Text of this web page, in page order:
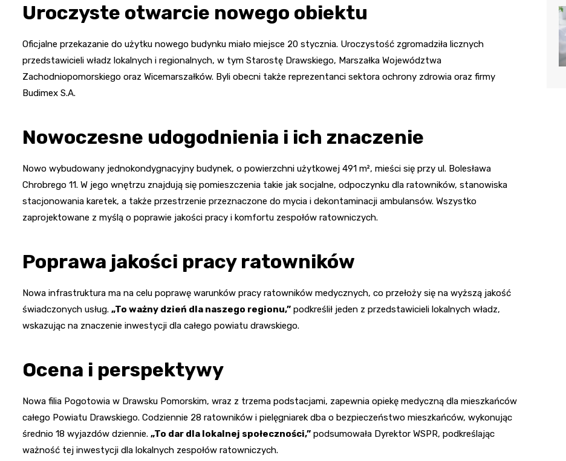
Uroczyste otwarcie nowego obiektu
Oficjalne przekazanie do użytku nowego budynku miało miejsce 20 stycznia. Uroczystość zgromadziła licznych
przedstawicieli władz lokalnych i regionalnych, w tym Starostę Drawskiego, Marszałka Województwa
Zachodniopomorskiego oraz Wicemarszałków. Byli obecni także reprezentanci sektora ochrony zdrowia oraz firmy
Budimex S.A.
Nowoczesne udogodnienia i ich znaczenie
Nowo wybudowany jednokondygnacyjny budynek, o powierzchni użytkowej 491 m², mieści się przy ul. Bolesława
Chrobrego 11. W jego wnętrzu znajdują się pomieszczenia takie jak socjalne, odpoczynku dla ratowników, stanowiska
stacjonowania karetek, a także przestrzenie przeznaczone do mycia i dekontaminacji ambulansów. Wszystko
zaprojektowane z myślą o poprawie jakości pracy i komfortu zespołów ratowniczych.
Poprawa jakości pracy ratowników
Nowa infrastruktura ma na celu poprawę warunków pracy ratowników medycznych, co przełoży się na wyższą jakość
świadczonych usług. „To ważny dzień dla naszego regionu,” podkreślił jeden z przedstawicieli lokalnych władz,
wskazując na znaczenie inwestycji dla całego powiatu drawskiego.
Ocena i perspektywy
Nowa filia Pogotowia w Drawsku Pomorskim, wraz z trzema podstacjami, zapewnia opiekę medyczną dla mieszkańców
całego Powiatu Drawskiego. Codziennie 28 ratowników i pielęgniarek dba o bezpieczeństwo mieszkańców, wykonując
średnio 18 wyjazdów dziennie. „To dar dla lokalnej społeczności,” podsumowała Dyrektor WSPR, podkreślając
ważność tej inwestycji dla lokalnych zespołów ratowniczych.